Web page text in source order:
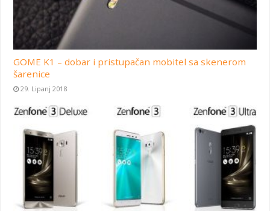
GOME K1 – dobar i pristupačan mobitel sa skenerom
šarenice
29. Lipanj 2018